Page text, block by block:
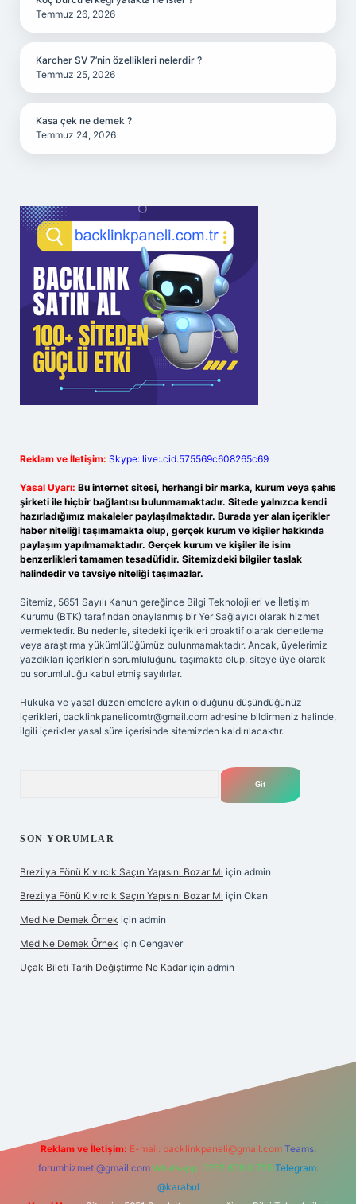
Temmuz 26, 2026
Karcher SV 7’nin özellikleri nelerdir ?
Temmuz 25, 2026
Kasa çek ne demek ?
Temmuz 24, 2026
Reklam ve İletişim: Skype: live:.cid.575569c608265c69
Yasal Uyarı: Bu internet sitesi, herhangi bir marka, kurum veya şahıs
şirketi ile hiçbir bağlantısı bulunmamaktadır. Sitede yalnızca kendi
hazırladığımız makaleler paylaşılmaktadır. Burada yer alan içerikler
haber niteliği taşımamakta olup, gerçek kurum ve kişiler hakkında
paylaşım yapılmamaktadır. Gerçek kurum ve kişiler ile isim
benzerlikleri tamamen tesadüfidir. Sitemizdeki bilgiler taslak
halindedir ve tavsiye niteliği taşımazlar.
Sitemiz, 5651 Sayılı Kanun gereğince Bilgi Teknolojileri ve İletişim
Kurumu (BTK) tarafından onaylanmış bir Yer Sağlayıcı olarak hizmet
vermektedir. Bu nedenle, sitedeki içerikleri proaktif olarak denetleme
veya araştırma yükümlülüğümüz bulunmamaktadır. Ancak, üyelerimiz
yazdıkları içeriklerin sorumluluğunu taşımakta olup, siteye üye olarak
bu sorumluluğu kabul etmiş sayılırlar.
Hukuka ve yasal düzenlemelere aykırı olduğunu düşündüğünüz
içerikleri, backlinkpanelicomtr@gmail.com adresine bildirmeniz halinde,
ilgili içerikler yasal süre içerisinde sitemizden kaldırılacaktır.
SON YORUMLAR
Brezilya Fönü Kıvırcık Saçın Yapısını Bozar Mı için admin
Brezilya Fönü Kıvırcık Saçın Yapısını Bozar Mı için Okan
Med Ne Demek Örnek için admin
Med Ne Demek Örnek için Cengaver
Uçak Bileti Tarih Değiştirme Ne Kadar için admin
Reklam ve İletişim: E-mail: backlinkpaneli@gmail.com Teams:
forumhizmeti@gmail.com Whatsapp: 0262 606 0 726 Telegram:
@karabul